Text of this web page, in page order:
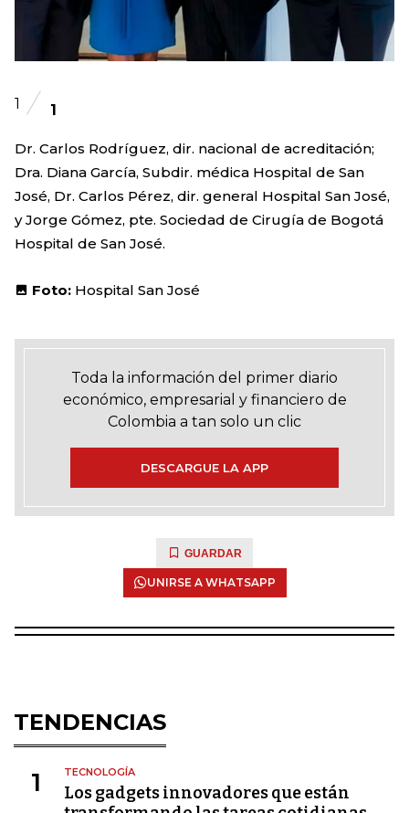
1 1
Dr. Carlos Rodríguez, dir. nacional de acreditación;
Dra. Diana García, Subdir. médica Hospital de San
José, Dr. Carlos Pérez, dir. general Hospital San José,
y Jorge Gómez, pte. Sociedad de Cirugía de Bogotá
Hospital de San José.
Foto: Hospital San José
Toda la información del primer diario
económico, empresarial y financiero de
Colombia a tan solo un clic
DESCARGUE LA APP
GUARDAR
UNIRSE A WHATSAPP
TENDENCIAS
1 TECNOLOGÍA
Los gadgets innovadores que están